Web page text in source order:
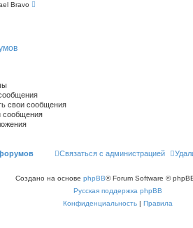
Bravo
свои сообщения
сообщения
Связаться с администрацией
Создано на основе phpBB® Forum Software ©
Русская поддержка phpBB
Конфиденциальность | Правила